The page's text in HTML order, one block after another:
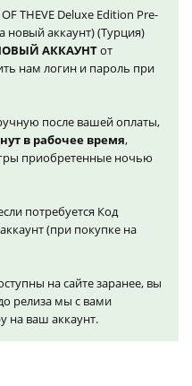
THEVE Deluxe Edition Pre-
новый аккаунт) (Турция)
АККАУНТот
нам логин и пароль при
после вашей оплаты,
в рабочее время,
приобретенные ночью
потребуется Код
(при покупке на
на сайте заранее, вы
релиза мы с вами
на ваш аккаунт.